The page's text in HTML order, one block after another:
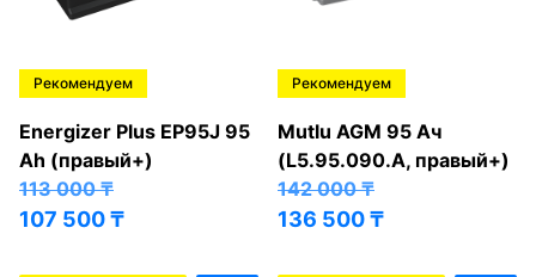
Рекомендуем
Energizer Plus EP95J 95
Ah (правый+)
113 000₸
107 500₸
Рекомендуем
Mutlu AGM 95 Ач
(L5.95.090.A, правый+)
142 000₸
136 500₸